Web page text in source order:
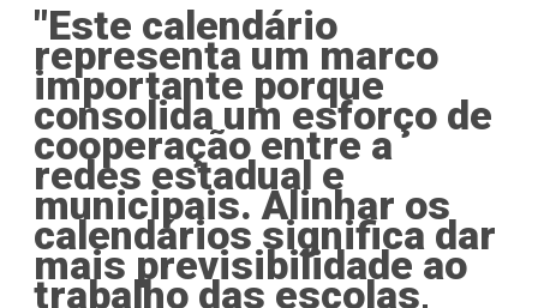
"Este calendário
representa um marco
importante porque
consolida um esforço de
cooperação entre a
redes estadual e
municipais. Alinhar os
calendários significa dar
mais previsibilidade ao
trabalho das escolas,